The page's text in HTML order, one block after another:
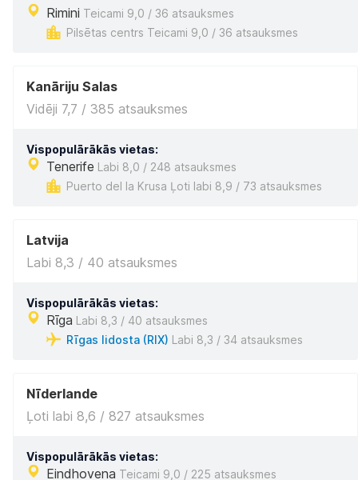
Rimini Teicami 9,0 / 36 atsauksmes
Pilsētas centrs Teicami 9,0 / 36 atsauksmes
Kanāriju Salas
Vidēji 7,7 / 385 atsauksmes
Vispopulārākās vietas:
Tenerife Labi 8,0 / 248 atsauksmes
Puerto del la Krusa Ļoti labi 8,9 / 73 atsauksmes
Latvija
Labi 8,3 / 40 atsauksmes
Vispopulārākās vietas:
Rīga Labi 8,3 / 40 atsauksmes
Rīgas lidosta (RIX) Labi 8,3 / 34 atsauksmes
Nīderlande
Ļoti labi 8,6 / 827 atsauksmes
Vispopulārākās vietas:
Eindhovena Teicami 9,0 / 225 atsauksmes